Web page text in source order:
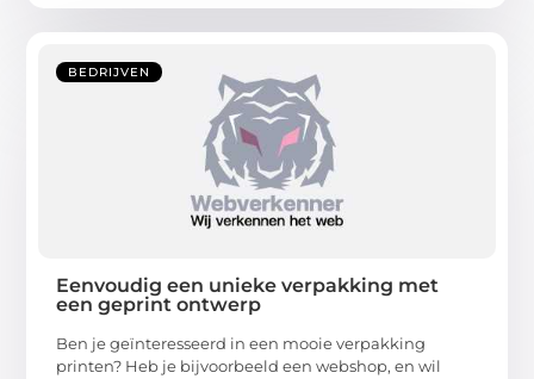
BEDRIJVEN
Eenvoudig een unieke verpakking met
een geprint ontwerp
Ben je geïnteresseerd in een mooie verpakking
printen? Heb je bijvoorbeeld een webshop, en wil